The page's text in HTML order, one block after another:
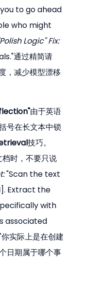
to go ahead
who might
Logic" Fix:
通过精简请
，减少模型漂移
由于英语
号在长文本中锁
技巧。
时，不要只说
"Scan the text
Extract the
with
associated
实际上是在创建
日期属于哪个事